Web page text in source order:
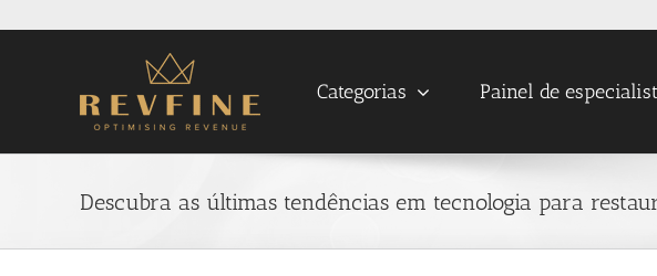
Categorias Painel de
Descubra as últimas tendências em tecnologia para